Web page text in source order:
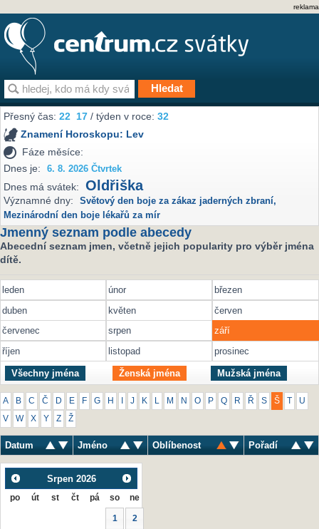
reklama
Přesný čas:22 17 / týden v roce:32
Znamení Horoskopu: Lev
Fáze měsíce:
Dnes je:
6. 8. 2026 Čtvrtek
Dnes má svátek: Oldřiška
Významné dny: Světový den boje za zákaz jaderných zbraní,
Mezinárodní den boje lékařů za mír
Jmenný seznam podle abecedy
Abecední seznam jmen, včetně jejich popularity pro výběr jména
dítě.
leden únor
březen
duben
květen
červen
červenec
srpen
září
říjen
listopad prosinec
Všechny jména Ženská jména Mužská jména
A B C Č D E F G H J K M N O P Q R Ř S Š U
V W X Y Z Ž
Datum Jméno Oblíbenost Pořadí
Srpen 2026
po út st čt pá so ne
1 2